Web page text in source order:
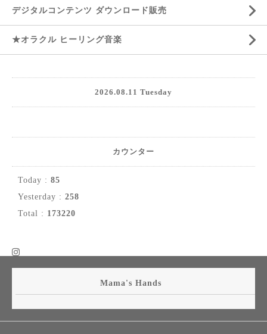
デジタルコンテンツ ダウンロード販売
★オラクル ヒーリング音楽
2026.08.11 Tuesday
カウンター
Today : 85
Yesterday : 258
Total : 173220
Mama's Hands